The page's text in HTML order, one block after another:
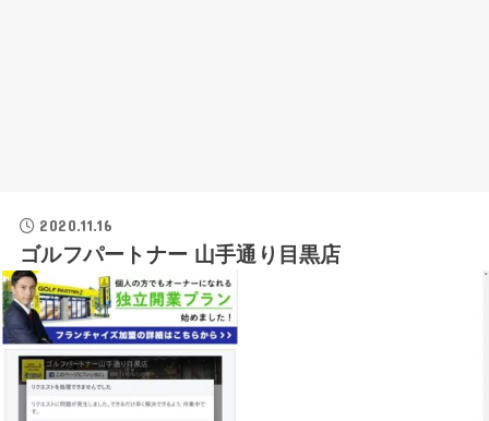
2020.11.16
ゴルフパートナー 山手通り目黒店